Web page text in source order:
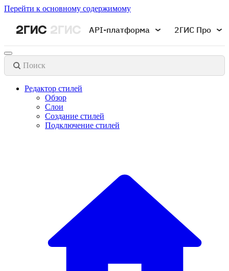
Перейти к основному содержимому
API-платформа 2ГИС Про
Поиск
Редактор стилей
Обзор
Слои
Создание стилей
Подключение стилей